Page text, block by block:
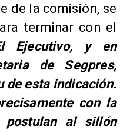
de la comisión, se
terminar con el
Ejecutivo, y en
de Segpres,
de esta indicación.
con la
postulan al sillón